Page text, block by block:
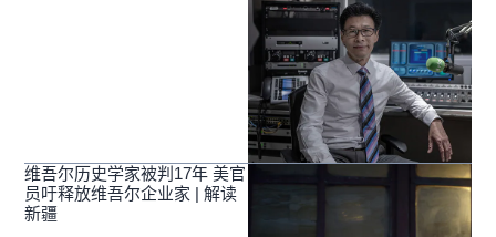
维吾尔历史学家被判17年 美官
员吁释放维吾尔企业家 | 解读
新疆